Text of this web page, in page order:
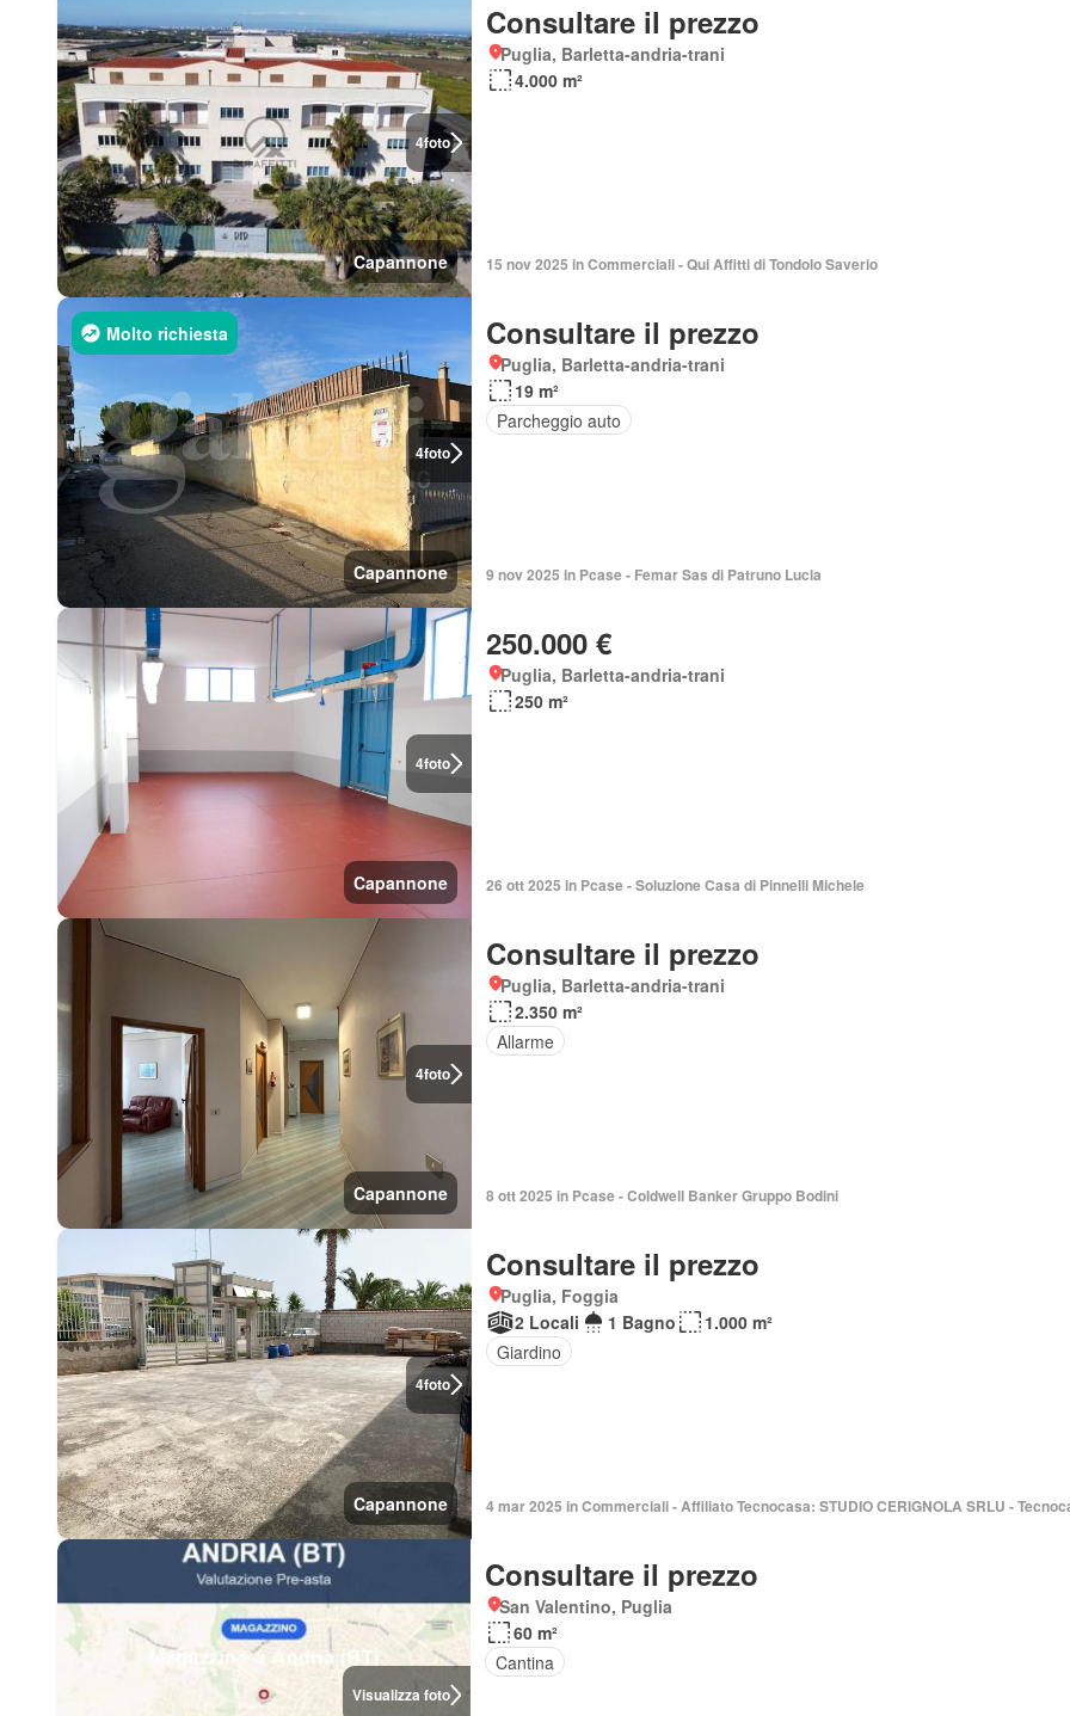
4foto
Capannone
Consultare il prezzo
Puglia, Barletta-andria-trani
4.000 m²
15 nov 2025 in Commerciali - Qui Affitti di Tondolo Saverio
4foto
Molto richiesta
Capannone
Consultare il prezzo
Puglia, Barletta-andria-trani
19 m²
Parcheggio auto
9 nov 2025 in Pcase - Femar Sas di Patruno Lucia
4foto
Capannone
250.000 €
Puglia, Barletta-andria-trani
250 m²
26 ott 2025 in Pcase - Soluzione Casa di Pinnelli Michele
4foto
Capannone
Consultare il prezzo
Puglia, Barletta-andria-trani
2.350 m²
Allarme
8 ott 2025 in Pcase - Coldwell Banker Gruppo Bodini
4foto
Capannone
Consultare il prezzo
Puglia, Foggia
2 Locali
1 Bagno
1.000 m²
Giardino
4 mar 2025 in Commerciali - Affiliato Tecnocasa: STUDIO CERIGNOLA SRLU -
Visualizza foto
Consultare il prezzo
San Valentino, Puglia
60 m²
Cantina